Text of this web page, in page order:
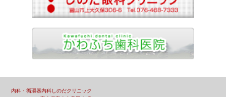
内科・循環器内科しのだクリニック